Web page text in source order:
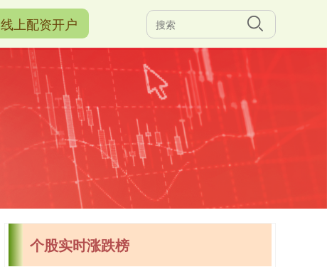
线上配资开户
个股实时涨跌榜